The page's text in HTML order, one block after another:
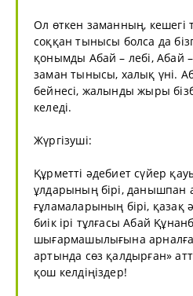
Ол өткен заманның, кешегі
соққан тынысы болса да
қонымды Абай – лебі, Абай
заман тынысы, халық үні.
бейнесі, жалынды жыры
келеді.
Жүргізуші:
Құрметті әдебиет сүйер
ұлдарының бірі, данышпан
ғұламаларының бірі, қазақ
биік ірі тұлғасы Абай
шығармашылығына
артында сөз қалдырған»
қош келдіңіздер!